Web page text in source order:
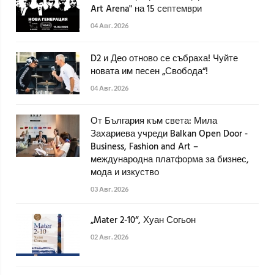
Art Arena" на 15 септември
04 Авг. 2026
D2 и Део отново се събраха! Чуйте
новата им песен „Свобода“!
04 Авг. 2026
От България към света: Мила
Захариева учреди Balkan Open Door -
Business, Fashion and Art –
международна платформа за бизнес,
мода и изкуство
03 Авг. 2026
„Mater 2-10“, Хуан Согьон
02 Авг. 2026